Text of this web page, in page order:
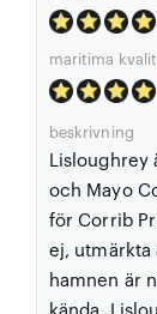
maritima
beskrivning
Lisloughrey
och Mayo
för Corrib
ej, utmärkta
hamnen är